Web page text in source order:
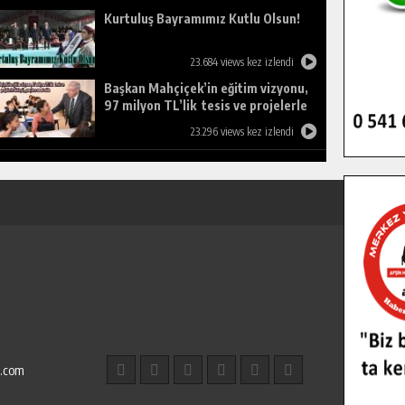
Kurtuluş Bayramımız Kutlu Olsun!
23.684 views kez izlendi
Başkan Mahçiçek’in eğitim vizyonu,
97 milyon TL’lik tesis ve projelerle
23.296 views kez izlendi